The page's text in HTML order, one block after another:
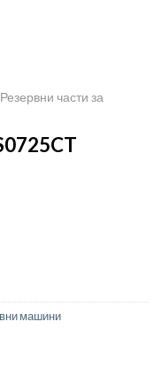
Резервни части за
машини